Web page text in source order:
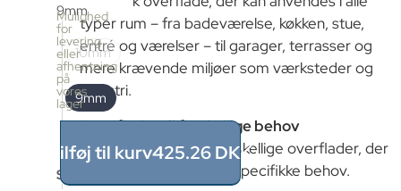
9mm
10mm
9mm
Størrelse
pr.
kasse
6
stk
≈
1.08m²
Pris
kasse
425.26
DKK
Mulighed
for
levering
eller
afhentning
på
vores
lager
Tilføj til kurv425.26DKK
typer rum – fra badeværelse, køkken, stue,
entré og værelser – til garager, terrasser og
mere krævende miljøer som værksteder og
industri.
Overflader til forskellige behov
Serien tilbyder flere forskellige overflader, der
hver især er udviklet til specifikke behov.